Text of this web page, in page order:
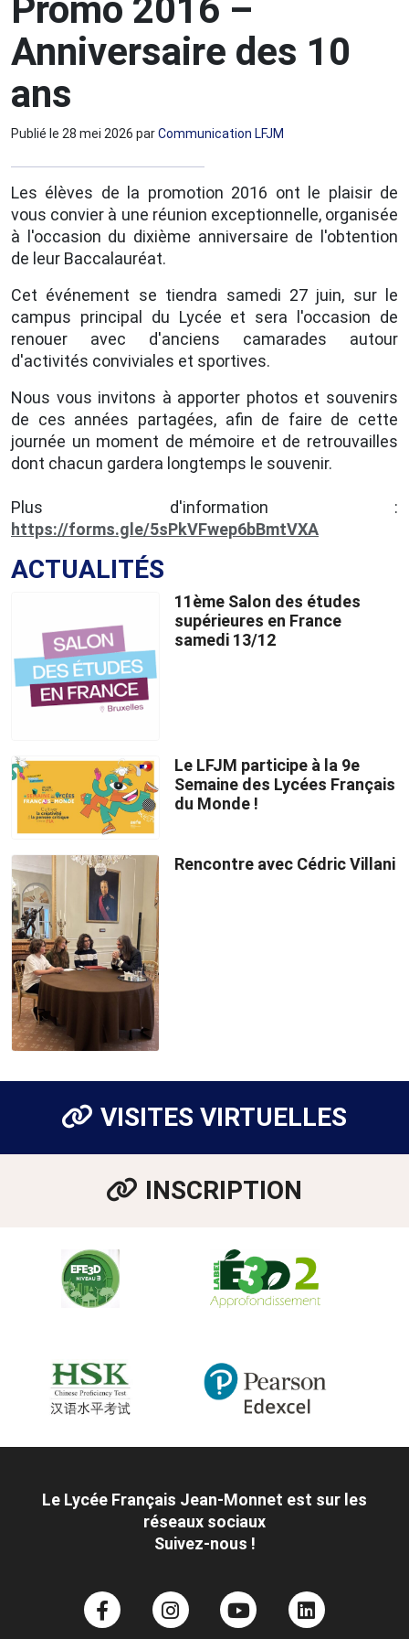
Promo 2016 –
Anniversaire des 10
ans
Publié le 28 mei 2026 parCommunication LFJM
Les élèves de la promotion 2016 ont le plaisir de
vous convier à une réunion exceptionnelle, organisée
à l'occasion du dixième anniversaire de l'obtention
de leur Baccalauréat.
Cet événement se tiendra samedi 27 juin, sur le
campus principal du Lycée et sera l'occasion de
renouer avec d'anciens camarades autour
d'activités conviviales et sportives.
Nous vous invitons à apporter photos et souvenirs
de ces années partagées, afin de faire de cette
journée un moment de mémoire et de retrouvailles
dont chacun gardera longtemps le souvenir.
Plus d'information :
https://forms.gle/5sPkVFwep6bBmtVXA
ACTUALITÉS
11ème Salon des études
supérieures en France
samedi 13/12
Le LFJM participe à la 9e
Semaine des Lycées Français
du Monde !
Rencontre avec Cédric Villani
VISITES VIRTUELLES
INSCRIPTION
Le Lycée Français Jean-Monnet est sur les
réseaux sociaux
Suivez-nous !